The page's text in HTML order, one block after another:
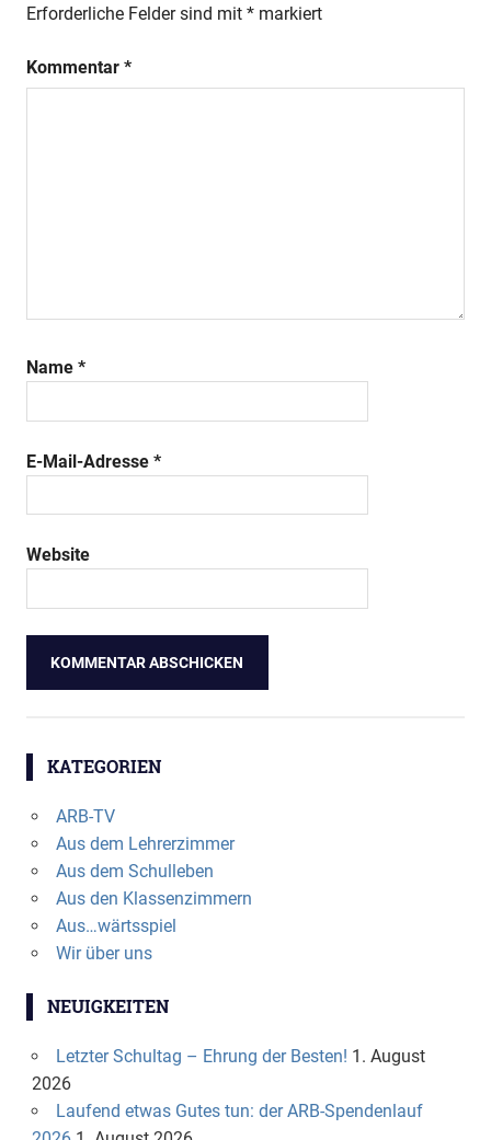
Erforderliche Felder sind mit * markiert
Kommentar *
Name *
E-Mail-Adresse *
Website
KATEGORIEN
ARB-TV
Aus dem Lehrerzimmer
Aus dem Schulleben
Aus den Klassenzimmern
Aus…wärtsspiel
Wir über uns
NEUIGKEITEN
Letzter Schultag – Ehrung der Besten! 1. August
2026
Laufend etwas Gutes tun: der ARB-Spendenlauf